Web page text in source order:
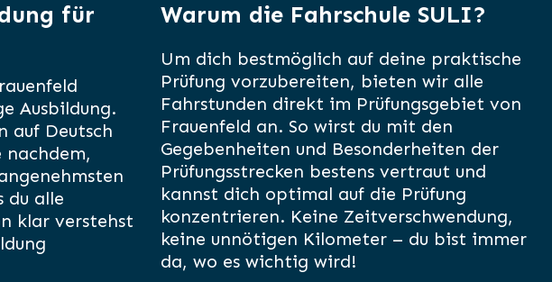
für
Ausbildung.
auf Deutsch
nachdem,
du alle
klar verstehst
Warum die Fahrschule SULI?
Um dich bestmöglich auf deine praktische
Prüfung vorzubereiten, bieten wir alle
Fahrstunden direkt im Prüfungsgebiet von
Frauenfeld an. So wirst du mit den
Gegebenheiten und Besonderheiten der
Prüfungsstrecken bestens vertraut und
kannst dich optimal auf die Prüfung
konzentrieren. Keine Zeitverschwendung,
keine unnötigen Kilometer – du bist immer
da, wo es wichtig wird!